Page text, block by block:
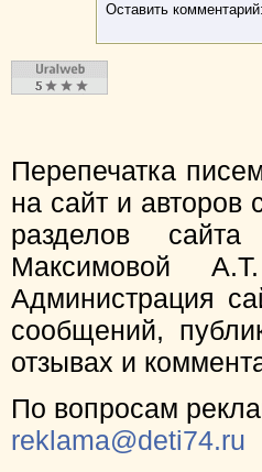
Оставить комментарий:
Перепечатка
на сайт и авторов
разделов
Максимовой
Администрация
сообщений,
отзывах и
По вопросам
reklama@deti74.ru